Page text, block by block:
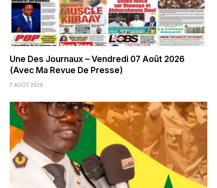
Une Des Journaux – Vendredi 07 Août 2026
(Avec Ma Revue De Presse)
7 AOÛT 2026